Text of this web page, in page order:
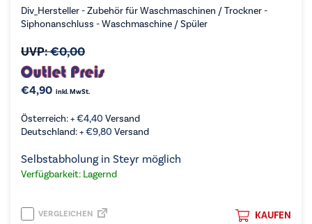
Div_Hersteller - Zubehör für Waschmaschinen / Trockner -
Siphonanschluss - Waschmaschine / Spüler
UVP:€0,00
€4,90 inkl. MwSt.
Österreich: +€4,40 Versand
Deutschland: +€9,80 Versand
Selbstabholung in Steyr möglich
Verfügbarkeit: Lagernd
KAUFEN
VERGLEICHEN